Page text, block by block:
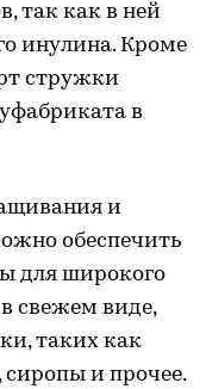
так как в ней
инулина. Кроме
стружки
в
и
обеспечить
для широкого
свежем виде,
таких как
и прочее.